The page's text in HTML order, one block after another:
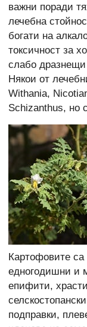
важни поради
лечебна
богати на
токсичност за
слабо
Някои от
Withania,
Schizanthus, но
Картофовите
едногодишни и
епифити,
подправки,